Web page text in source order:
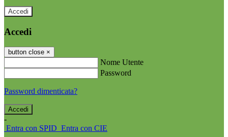
Accedi
Accedi
button close ×
Nome Utente
Password
Password dimenticata?
-
Entra con SPID Entra con CIE